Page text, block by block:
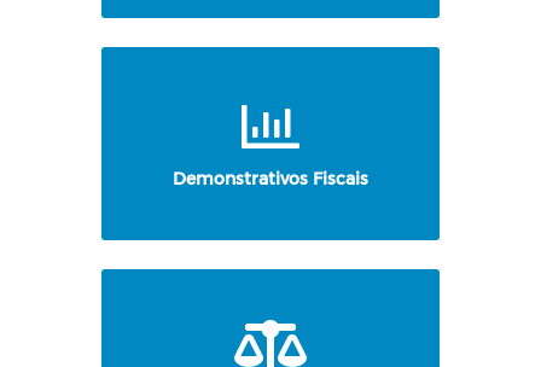
Demonstrativos Fiscais